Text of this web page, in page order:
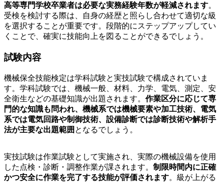
高等専門学校卒業者は必要な実務経験年数が軽減されます。
受検を検討する際は、自身の経歴と照らし合わせて適切な級
を選択することが重要です。段階的にステップアップしてい
くことで、確実に技能向上を図ることができるでしょう。
試験内容
機械保全技能検定は学科試験と実技試験で構成されていま
す。学科試験では、機械一般、材料、力学、電気、測定、安
全衛生などの基礎知識が出題されます。 作業区分に応じて専
門的な知識も問われ、機械系では機械要素や加工技術、電気
系では電気回路や制御技術、設備診断では診断技術や解析手
法が主要な出題範囲 となるでしょう。
実技試験は作業試験として実施され、実際の機械設備を使用
した点検・診断・調整作業が課されます。 制限時間内に正確
かつ安全に作業を完了する技能が評価されます。級が上がる